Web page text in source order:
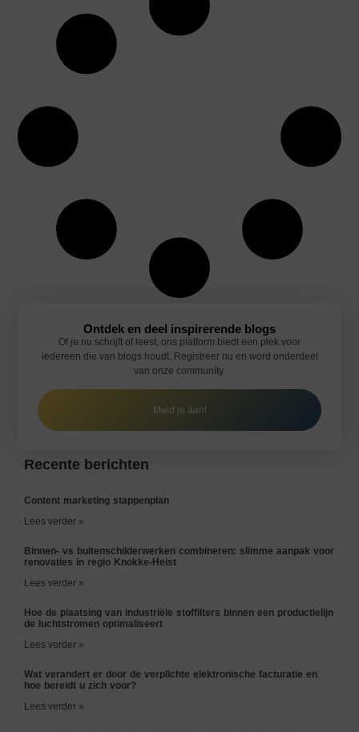
Recente berichten
Content marketing stappenplan
Lees verder »
Binnen- vs buitenschilderwerken combineren: slimme aanpak voor
renovaties in regio Knokke-Heist
Lees verder »
Hoe de plaatsing van industriële stoffilters binnen een productielijn
de luchtstromen optimaliseert
Lees verder »
Wat verandert er door de verplichte elektronische facturatie en
hoe bereidt u zich voor?
Lees verder »
Ontdek en deel inspirerende blogs
Of je nu schrijft of leest, ons platform biedt een plek voor
iedereen die van blogs houdt. Registreer nu en word onderdeel
van onze community.
Meld je aan!